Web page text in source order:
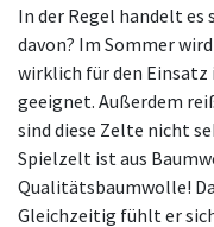
In der Regel handelt es
davon? Im Sommer
wirklich für den Einsatz
geeignet. Außerdem
sind diese Zelte nicht
Spielzelt ist aus
Qualitätsbaumwolle!
Gleichzeitig fühlt er